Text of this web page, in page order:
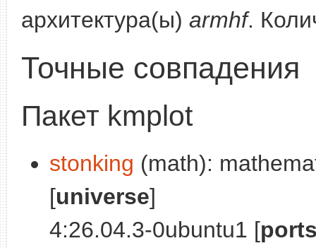
архитектура(ы) armhf.
Точные совпадения
Пакет kmplot
stonking (math):
[universe]
4:26.04.3-0ubuntu1 [